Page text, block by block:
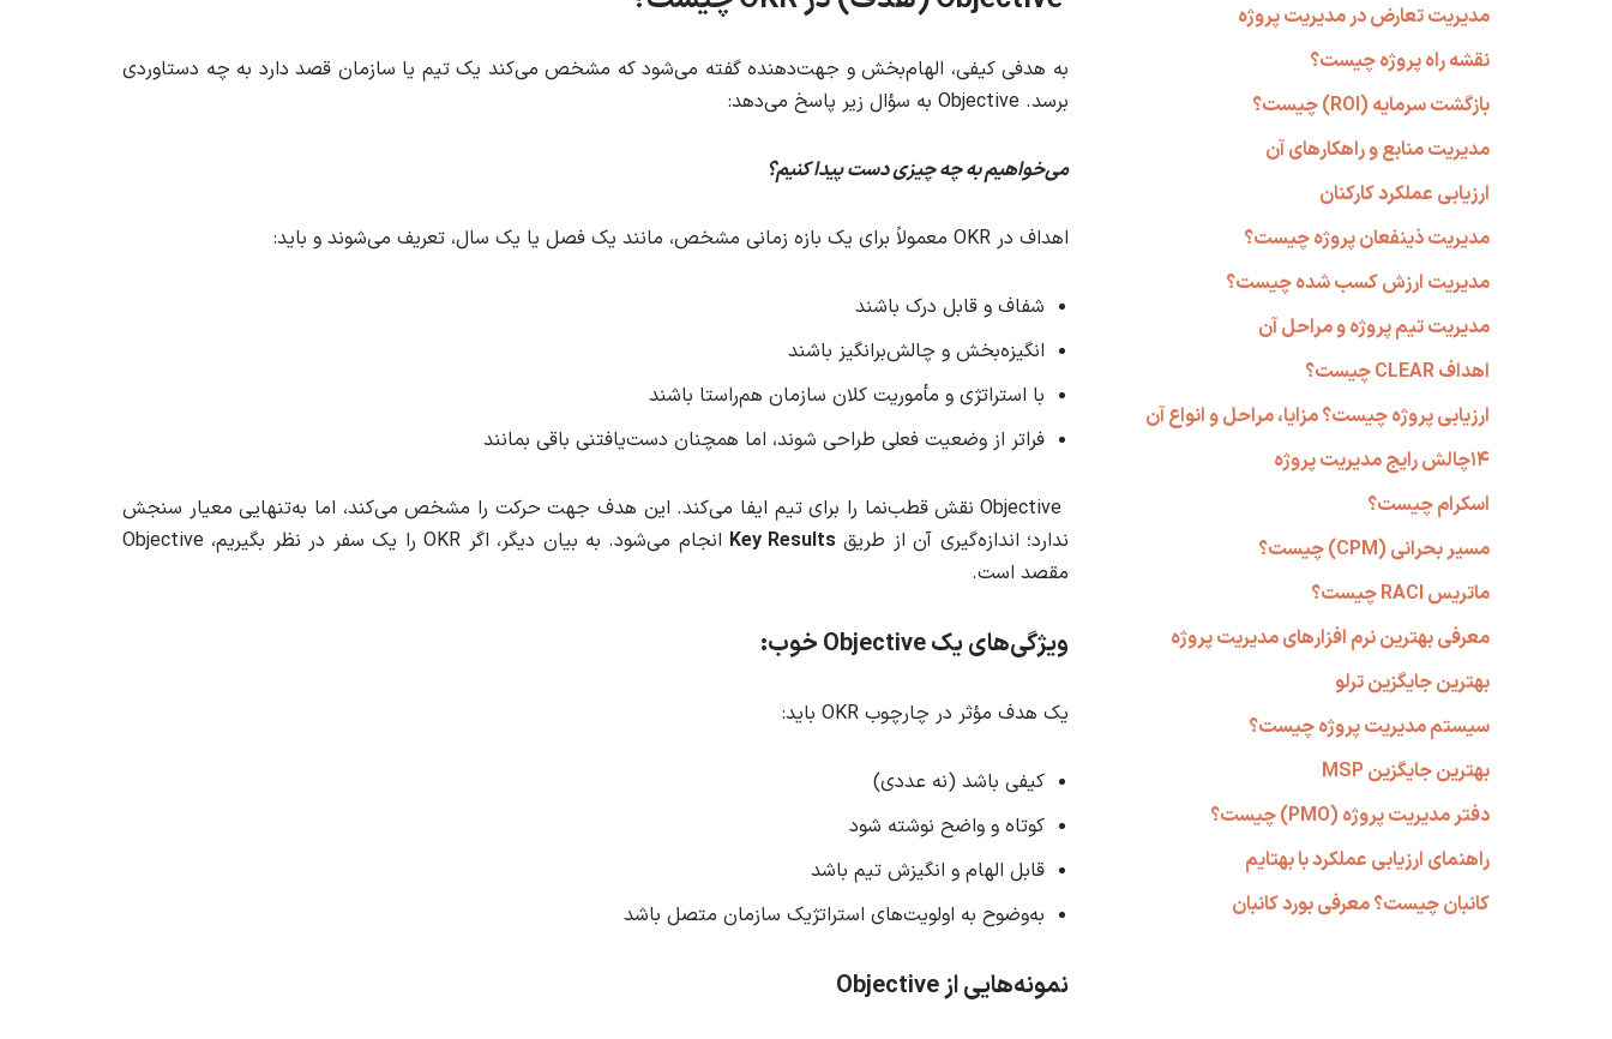
مدیریت تعارض در مدیریت پروژه
نقشه راه پروژه چیست؟
بازگشت سرمایه (ROI) چیست؟
مدیریت منابع و راهکارهای آن
ارزیابی عملکرد کارکنان
مدیریت ذینفعان پروژه چیست؟
مدیریت ارزش کسب شده چیست؟
مدیریت تیم پروژه و مراحل آن
اهداف CLEAR چیست؟
ارزیابی پروژه چیست؟ مزایا، مراحل و انواع آن
۱۴چالش رایج مدیریت پروژه
اسکرام چیست؟
مسیر بحرانی (CPM) چیست؟
ماتریس RACI چیست؟
معرفی بهترین نرم افزارهای مدیریت پروژه
بهترین جایگزین ترلو
سیستم مدیریت پروژه چیست؟
بهترین جایگزین MSP
دفتر مدیریت پروژه (PMO) چیست؟
راهنمای ارزیابی عملکرد با بهتایم
کانبان چیست؟ معرفی بورد کانبان
به هدفی کیفی، الهام‌بخش و جهت‌دهنده گفته می‌شود که مشخص می‌کند یک تیم یا سازمان قصد دارد به چه دستاوردی
برسد. Objective به سؤال زیر پاسخ می‌دهد:
می‌خواهیم به چه چیزی دست پیدا کنیم؟
اهداف در OKR معمولاً برای یک بازه زمانی مشخص، مانند یک فصل یا یک سال، تعریف می‌شوند و باید:
شفاف و قابل درک باشند
انگیزه‌بخش و چالش‌برانگیز باشند
با استراتژی و مأموریت کلان سازمان هم‌راستا باشند
فراتر از وضعیت فعلی طراحی شوند، اما همچنان دست‌یافتنی باقی بمانند
Objective نقش قطب‌نما را برای تیم ایفا می‌کند. این هدف جهت حرکت را مشخص می‌کند، اما به‌تنهایی معیار سنجش
ندارد؛ اندازه‌گیری آن از طریقKey Results
انجام می‌شود. به بیان دیگر، اگر OKR را یک سفر در نظر بگیریم، Objective
مقصد است.
ویژگی‌های یک Objective خوب :
یک هدف مؤثر در چارچوب OKR باید:
کیفی باشد (نه عددی)
کوتاه و واضح نوشته شود
قابل الهام و انگیزش تیم باشد
به‌وضوح به اولویت‌های استراتژیک سازمان متصل باشد
نمونه‌هایی از Objective